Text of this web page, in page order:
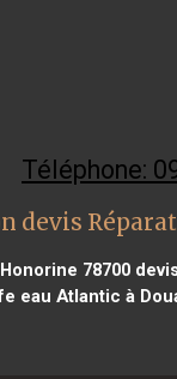
Téléphone:
devis
78700
eau Atlantic à